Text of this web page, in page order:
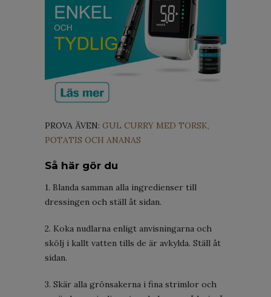
PROVA ÄVEN: GUL CURRY MED TORSK,
POTATIS OCH ANANAS
Så här gör du
1. Blanda samman alla ingredienser till
dressingen och ställ åt sidan.
2. Koka nudlarna enligt anvisningarna och
skölj i kallt vatten tills de är avkylda. Ställ åt
sidan.
3. Skär alla grönsakerna i fina strimlor och